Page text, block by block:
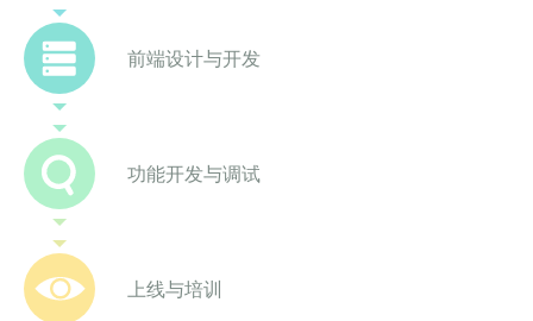
前端设计与开发
功能开发与调试
上线与培训